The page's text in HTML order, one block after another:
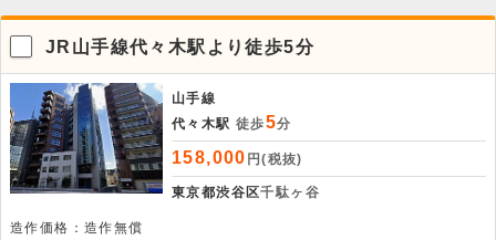
JR山手線代々木駅より徒歩5分
山手線
代々木駅 徒歩5分
158,000 円(税抜)
東京都渋谷区千駄ヶ谷
造作価格：造作無償